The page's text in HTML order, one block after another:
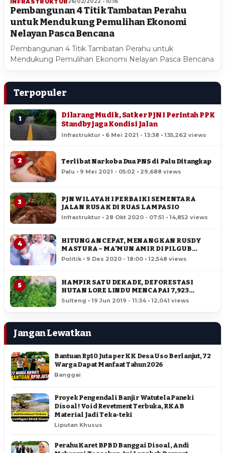
INFRASTRUKTUR26/02/2022 - 10:16
Pembangunan 4 Titik Tambatan Perahu
untuk Mendukung Pemulihan Ekonomi
Nelayan Pasca Bencana
Pembangunan 4 Titik Tambatan Perahu untuk
Mendukung Pemulihan Ekonomi Nelayan Pasca Bencana
Terpopuler
1
Dilarang Mudik, Satker PJN I Perintah PPK
Standby Jaga Kondisi Jalan
Infrastruktur • 6 Mei 2021 - 13:38 • 135,262 views
2 Terlibat Narkoba Dua PNS di Palu Ditangkap
Palu • 9 Mei 2021 - 05:02 • 29,688 views
3
PJN WILAYAH I PERBAIKI SEMENTARA
JALAN RUSAK DI RUAS LAMPASIO
Infrastruktur • 28 Okt 2020 - 07:51 • 14,852 views
4
HITUNGAN CEPAT, MENANGKAN RUSDY
MASTURA – MA’MUN AMIR DI PILGUB
SULTENG
Politik • 9 Des 2020 - 18:00 • 12,548 views
5
HAMPIR SATU DEKADE, DEFORESTASI
HUTAN LORE LINDU MENCAPAI 7,923
HEKTAR
Sulteng • 19 Jun 2019 - 11:34 • 12,041 views
Jangan Lewatkan
Bantuan Rp10 Juta per KK Desa Uso Berlanjut, 72
Warga Dapat Manfaat Tahun 2026
Banggai
Proyek Pengendali Banjir Watutela Paneki
Disoal ! Void Revetment Terbuka, RKAB
Material Jadi Teka-teki
Liputan Khusus
Perahu Karet BPBD Banggai Disoal, Andi